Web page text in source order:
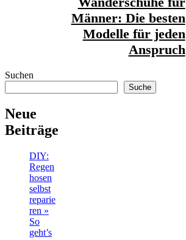
Männer: Die besten
Modelle für jeden
Anspruch
Suchen
Suche
Neue
Beiträge
DIY:
Regen
hosen
selbst
reparie
ren »
So
geht’s